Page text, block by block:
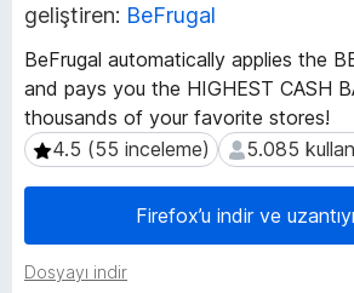
e
r
E
k
l
e
n
t
geliştiren: BeFrugal
BeFrugal automatically applies the
and pays you the HIGHEST CASH
thousands of your favorite stores!
4.5 (55 inceleme)
4.5 (55 inceleme) 5.085 kullanıcı
5.085
Firefox’u indir ve
Dosyayı indir
t
a
e
r
i